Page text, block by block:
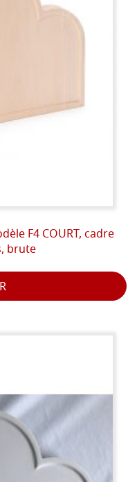
F4 COURT, cadre
brute